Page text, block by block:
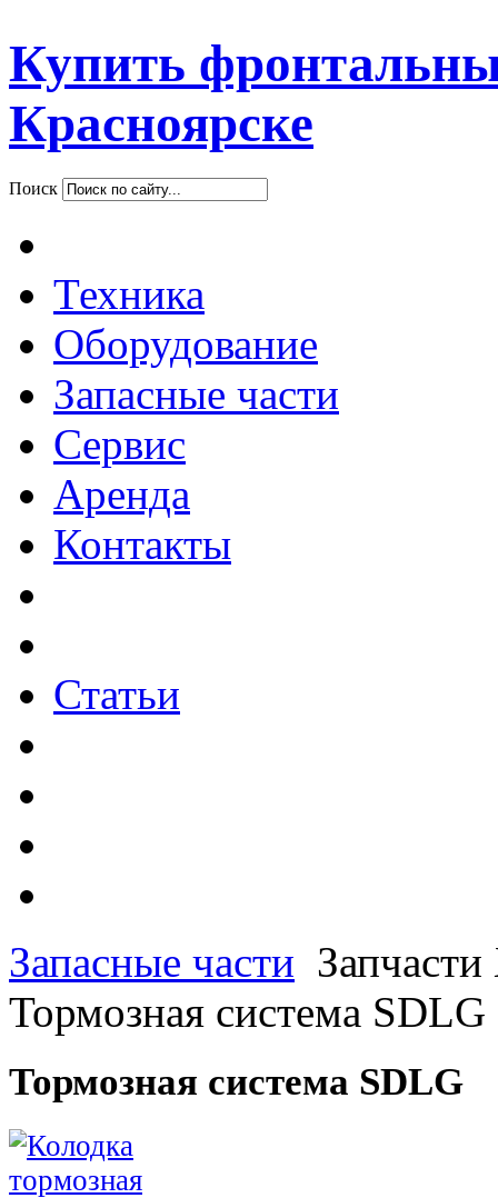
Купить
Красноярске
Поиск
Техника
Оборудование
Запасные части
Сервис
Аренда
Контакты
Статьи
Запасные части
Тормозная система SDLG
Тормозная система SDLG